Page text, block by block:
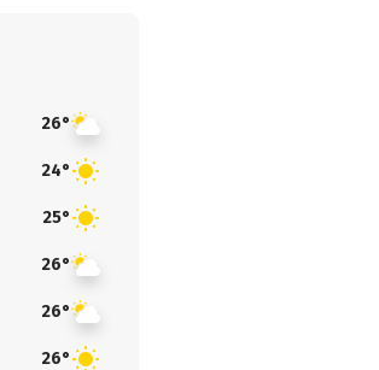
26°
24°
25°
26°
26°
26°